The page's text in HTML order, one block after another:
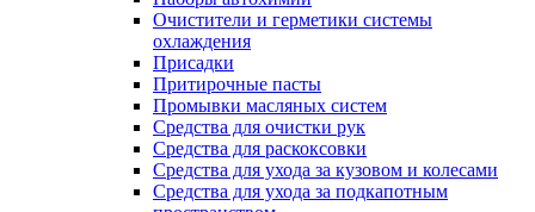
Герметики
Жидкости для очистки топливных систем
Зимние средства
Лакокрасочные материалы
Многофункциональные средства
Мото-вело химия
Наборы автохимии
Очистители и герметики системы
охлаждения
Присадки